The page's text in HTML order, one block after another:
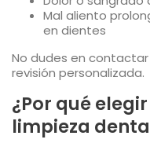
Mal aliento
en dientes
No dudes en
revisión personalizada.
¿Por qué
limpieza